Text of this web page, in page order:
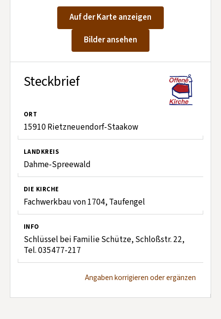
Kontakt aufnehmen
Mitglied werden
Auf der Karte anzeigen
Bilder ansehen
Steckbrief
ORT
15910 Rietzneuendorf-Staakow
LANDKREIS
Dahme-Spreewald
DIE KIRCHE
Fachwerkbau von 1704, Taufengel
INFO
Schlüssel bei Familie Schütze, Schloßstr. 22,
Tel. 035477-217
Angaben korrigieren oder ergänzen